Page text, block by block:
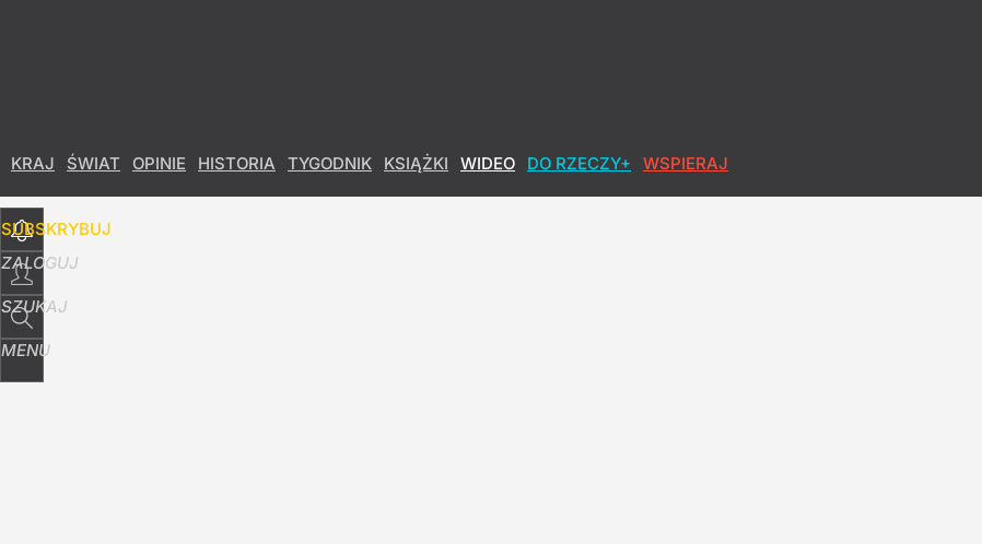
KRAJ ŚWIAT OPINIE HISTORIA TYGODNIK KSIĄŻKI WIDEO DO RZECZY+ WSPIERAJ
SUBSKRYBUJ
ZALOGUJ
SZUKAJ
MENU